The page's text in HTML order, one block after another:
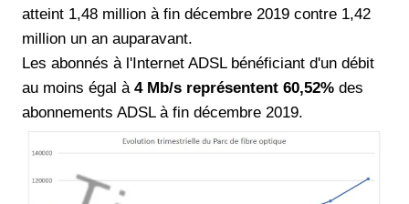
atteint 1,48 million à fin décembre 2019 contre 1,42
million un an auparavant.
Les abonnés à l'Internet ADSL bénéficiant d'un débit
au moins égal à 4 Mb/s représentent 60,52% des
abonnements ADSL à fin décembre 2019.